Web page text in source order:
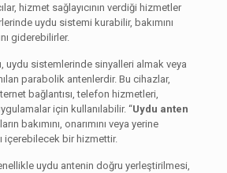
hizmet sağlayıcının verdiği hizmetler
uydu sistemi kurabilir, bakımını
giderebilirler.
uydu sistemlerinde sinyalleri almak veya
parabolik antenlerdir. Bu cihazlar,
bağlantısı, telefon hizmetleri,
için kullanılabilir. “Uydu anten
bakımını, onarımını veya yerine
içerebilecek bir hizmettir.
uydu antenin doğru yerleştirilmesi,